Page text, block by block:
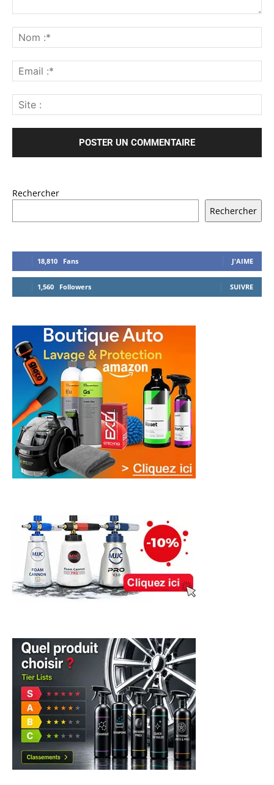
Rechercher
Rechercher
18,810 Fans J'AIME
1,560 Followers SUIVRE